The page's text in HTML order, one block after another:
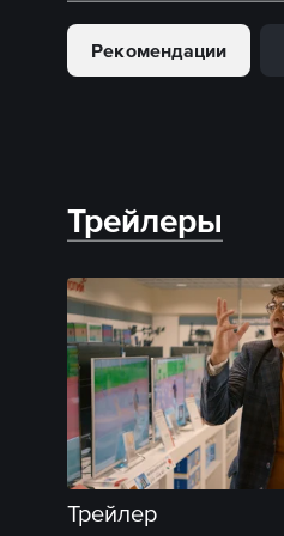
Рекомендации
Трейлеры
Трейлер